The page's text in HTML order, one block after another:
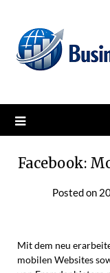
content
Facebook:
Posted on
Mit dem neu
mobilen Websites